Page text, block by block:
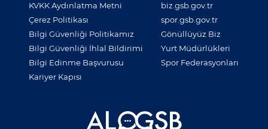
KVKK Aydınlatma Metni
Çerez Politikası
Bilgi Güvenliği Politikamız
Bilgi Güvenliği İhlal Bildirimi
Bilgi Edinme Başvurusu
Kariyer Kapısı
biz.gsb.gov.tr
spor.gsb.gov.tr
Gönüllüyüz Biz
Yurt Müdürlükleri
Spor Federasyonları